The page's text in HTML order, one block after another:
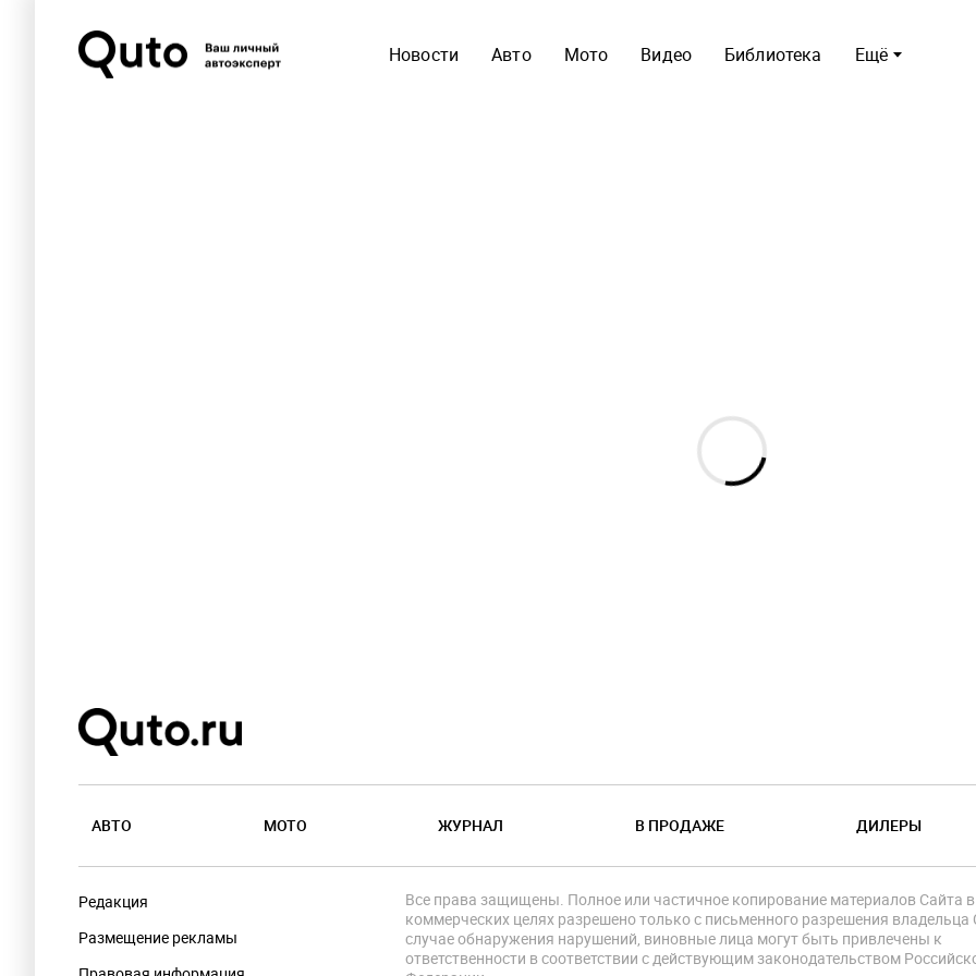
Ещё
Новости Авто Мото Видео Библиотека
АВТО МОТО ЖУРНАЛ В ПРОДАЖЕ ДИЛЕРЫ
Редакция
Размещение рекламы
Все права защищены. Полное или частичное копирование материалов Сайта в
коммерческих целях разрешено только с письменного разрешения владельца
случае обнаружения нарушений, виновные лица могут быть привлечены к
ответственности в соответствии с действующим законодательством